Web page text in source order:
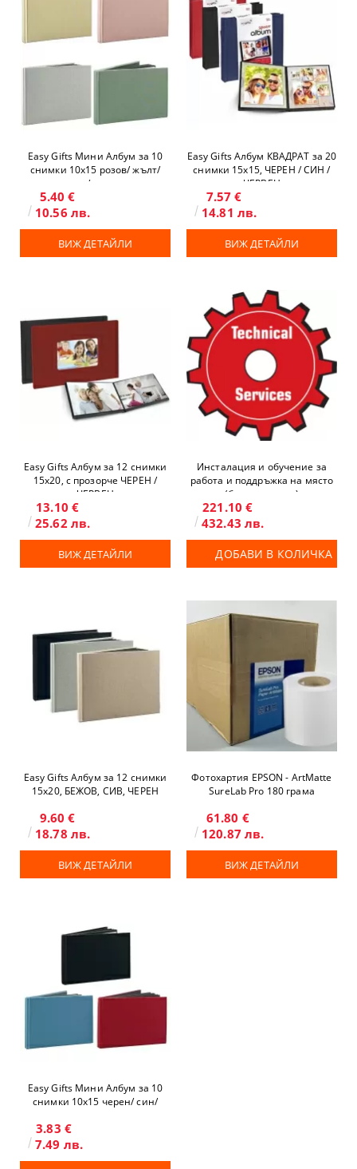
Easy Gifts Мини Албум за 10
снимки 10x15 розов/ жълт/
сив/ зелен
5.40 €
10.56 лв.
ВИЖ ДЕТАЙЛИ
Easy Gifts Албум КВАДРАТ за 20
снимки 15x15, ЧЕРЕН / СИН /
ЧЕРВЕН
7.57 €
14.81 лв.
ВИЖ ДЕТАЙЛИ
Easy Gifts Албум за 12 снимки
15x20, с прозорче ЧЕРЕН /
ЧЕРВЕН
13.10 €
25.62 лв.
ВИЖ ДЕТАЙЛИ
Инсталация и обучение за
работа и поддръжка на място
(без транспорт)
221.10 €
432.43 лв.
ДОБАВИ В КОЛИЧКА
Easy Gifts Албум за 12 снимки
15x20, БЕЖОВ, СИВ, ЧЕРЕН
9.60 €
18.78 лв.
ВИЖ ДЕТАЙЛИ
Фотохартия EPSON - ArtMatte
SureLab Pro 180 грама
61.80 €
120.87 лв.
ВИЖ ДЕТАЙЛИ
Easy Gifts Мини Албум за 10
снимки 10x15 черен/ син/
3.83 €
7.49 лв.